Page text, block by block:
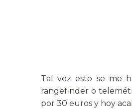
Tal vez esto se me
rangefinder o
por 30 euros y hoy